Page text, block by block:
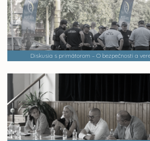
Diskusia s primátorom – O bezpečnosti a